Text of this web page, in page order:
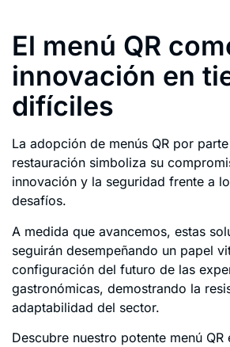
El menú QR
innovación en
difíciles
La adopción de menús QR por
restauración simboliza su
innovación y la seguridad frente a
desafíos.
A medida que avancemos, estas
seguirán desempeñando un papel
configuración del futuro de las
gastronómicas, demostrando la
adaptabilidad del sector.
Descubre nuestro potente menú QR